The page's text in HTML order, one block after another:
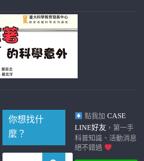
你想找什
麼？
點我加 CASE
LINE好友 ，第一手
科普知識、活動消息
絕不錯過